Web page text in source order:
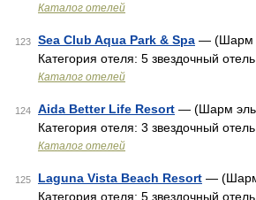
Каталог отелей
123 Sea Club Aqua Park & Spa — (Шарм
Категория отеля: 5 звездочный
Каталог отелей
124 Aida Better Life Resort — (Шарм эль
Категория отеля: 3 звездочный
Каталог отелей
125 Laguna Vista Beach Resort — (Шарм
Категория отеля: 5 звездочный